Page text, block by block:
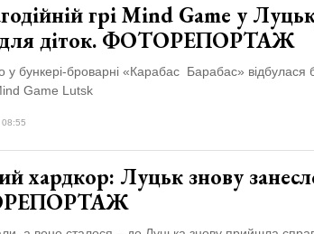
грі Mind Game у
для діток. ФОТОРЕПОРТАЖ
бункері-броварні «Карабас Барабас» відбулася
Game Lutsk
08:55
хардкор: Луцьк знову